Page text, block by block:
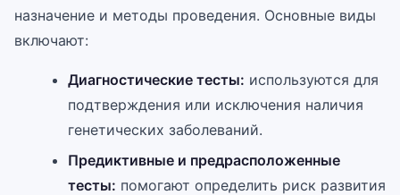
назначение и методы проведения. Основные виды
включают:
Диагностические тесты: используются для
подтверждения или исключения наличия
генетических заболеваний.
Предиктивные и предрасположенные
тесты: помогают определить риск развития